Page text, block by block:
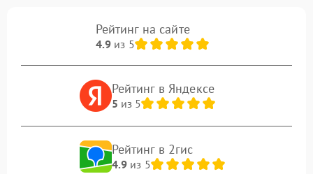
Рейтинг на сайте
4.9из 5
Рейтинг в Яндексе
5 из 5
Рейтинг в 2гис
4.9из 5